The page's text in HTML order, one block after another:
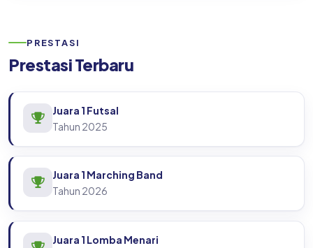
PRESTASI
Prestasi Terbaru
Juara 1 Futsal
Tahun 2025
Juara 1 Marching Band
Tahun 2026
Juara 1 Lomba Menari